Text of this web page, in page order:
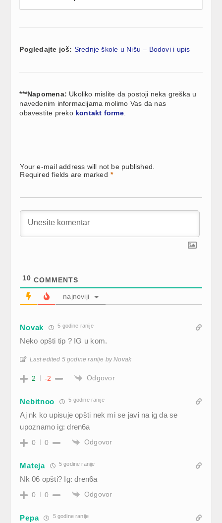
Pogledajte još: Srednje škole u Nišu – Bodovi i upis
***Napomena: Ukoliko mislite da postoji neka greška u
navedenim informacijama molimo Vas da nas
obavestite preko kontakt forme.
Your e-mail address will not be published.
Required fields are marked *
10 COMMENTS
najnoviji
Novak 5 godine ranije
Neko opšti tip ? IG u kom.
Last edited 5 godine ranije by Novak
2 -2 Odgovor
Nebitnoo 5 godine ranije
Aj nk ko upisuje opšti nek mi se javi na ig da se
upoznamo ig: dren6a
0 0 Odgovor
Mateja 5 godine ranije
Nk 06 opšti? Ig: dren6a
0 0 Odgovor
Pepa 5 godine ranije